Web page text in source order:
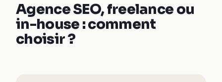
Agence SEO, freelance ou
in-house : comment
choisir ?